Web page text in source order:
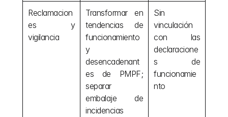
Reclamacion
es y
vigilancia
Transformar en
tendencias de
funcionamiento
y
desencadenant
es de PMPF;
separar
embalaje de
incidencias
Sin
vinculación
con las
declaracione
s de
funcionamie
nto